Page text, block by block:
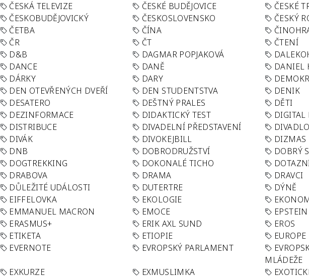
ČESKÁ TELEVIZE ČESKÉ BUDĚJOVICE
ČESKÉ
ČESKOBUDĚJOVICKÝ ČESKOSLOVENSKO
ČESKÝ
ČETBA ČÍNA
ČR ČT
ČTENÍ
D&B DAGMAR POPJAKOVÁ
DANCE DANĚ
DANIEL
DÁRKY DARY
DEN OTEVŘENÝCH DVEŘÍ DEN STUDENTSTVA
DENIK
DESATERO DEŠTNÝ PRALES
DĚTI
DEZINFORMACE DIDAKTICKÝ TEST
DIGITAL
DISTRIBUCE DIVADELNÍ PŘEDSTAVENÍ
DIVADLO
DIVÁK DIVOKEJBILL
DIZMAS
DNB DOBRODRUŽSTVÍ
DOBRÝ
DOGTREKKING DOKONALÉ TICHO
DRABOVA DRAMA
DRAVCI
DŮLEŽITÉ UDÁLOSTI DUTERTRE
DÝNĚ
EIFFELOVKA EKOLOGIE
EMMANUEL MACRON EMOCE
EPSTEIN
ERASMUS+ ERIK AXL SUND
EROS
ETIKETA ETIOPIE
EUROPE
EVERNOTE EVROPSKÝ PARLAMENT
MLÁDEŽE
EXKURZE EXMUSLIMKA